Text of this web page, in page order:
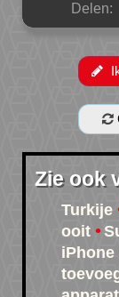
Delen:
Zie ook
Turkije
ooit
iPhone